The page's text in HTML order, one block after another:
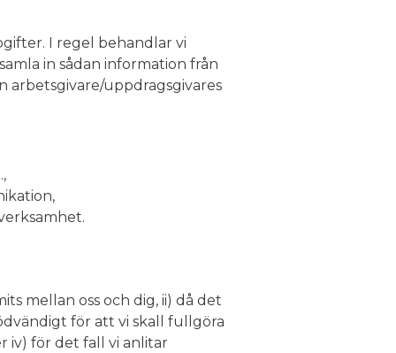
I regel behandlar vi
in sådan information från
arbetsgivare/uppdragsgivares
mellan oss och dig, ii) då det
för att vi skall fullgöra
iv) för det fall vi anlitar